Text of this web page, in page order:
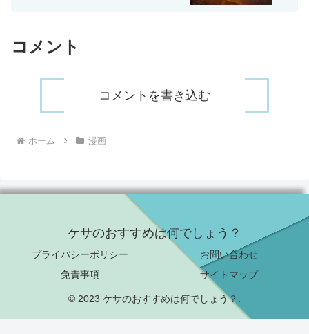
コメント
コメントを書き込む
ホーム 漫画
ケサのおすすめは何でしょう？
プライバシーポリシー
お問い合わせ
免責事項
サイトマップ
© 2023 ケサのおすすめは何でしょう？.